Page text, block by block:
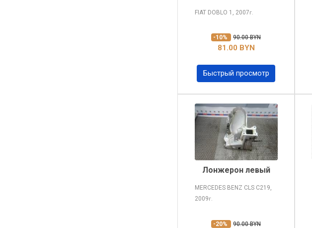
FIAT DOBLO 1, 2007г.
-10% 90.00 BYN
81.00 BYN
Быстрый просмотр
Лонжерон левый
MERCEDES BENZ CLS C219,
2009г.
-20% 90.00 BYN